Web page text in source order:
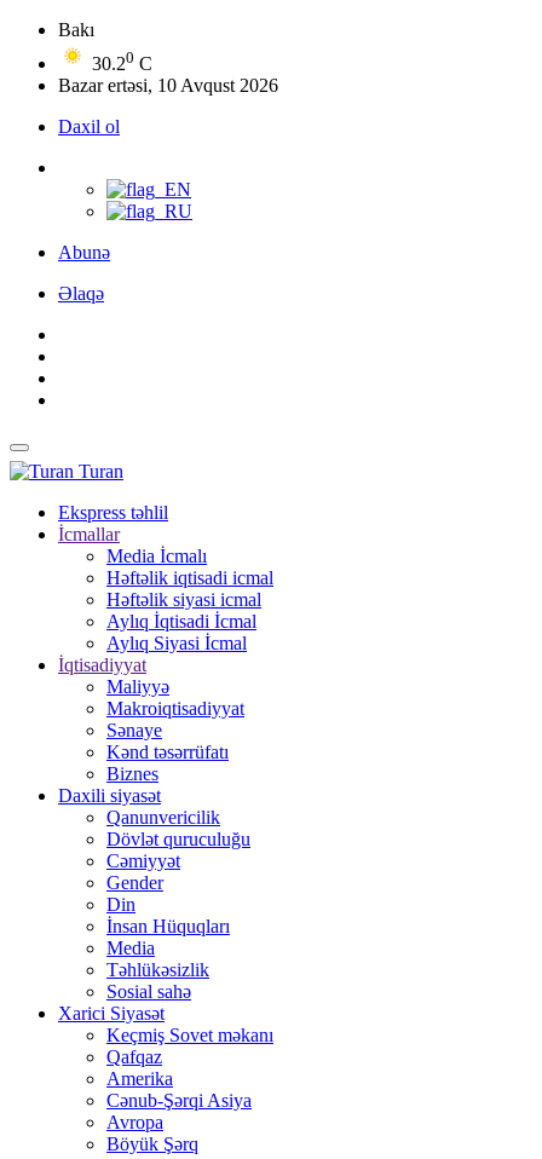
Bakı
30.20 C
Bazar ertəsi, 10 Avqust 2026
Daxil ol
Abunə
Əlaqə
Turan
Ekspress təhlil
İcmallar
Media İcmalı
Həftəlik iqtisadi icmal
Həftəlik siyasi icmal
Aylıq İqtisadi İcmal
Aylıq Siyasi İcmal
İqtisadiyyat
Maliyyə
Makroiqtisadiyyat
Sənaye
Kənd təsərrüfatı
Biznes
Daxili siyasət
Qanunvericilik
Dövlət quruculuğu
Cəmiyyət
Gender
Din
İnsan Hüquqları
Media
Təhlükəsizlik
Sosial sahə
Xarici Siyasət
Keçmiş Sovet məkanı
Qafqaz
Amerika
Cənub-Şərqi Asiya
Avropa
Böyük Şərq